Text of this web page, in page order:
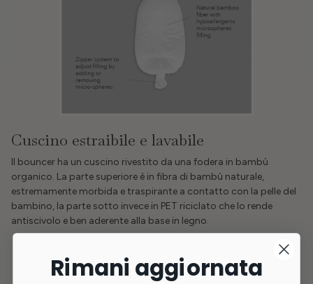
Cuscino estraibile e lavabile
Il bouncer ha un cuscino rivestito da una fodera in bambù
organico. La parte superiore è in fibra di bambù naturale,
estremamente morbida e traspirante a contatto con la pelle del
bambino, la parte sotto invece in PET riciclato che lo rende
antiscivolo e ben aderente alla base in legno.
Rimani aggiornata